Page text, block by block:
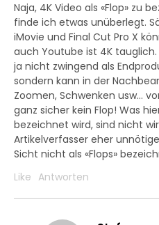
Naja, 4K Video als «Flop» zu
finde ich etwas unüberlegt.
iMovie und Final Cut Pro X
auch Youtube ist 4K
ja nicht zwingend als
sondern kann in der
Zoomen, Schwenken usw…
ganz sicher kein Flop! Was
bezeichnet wird, sind nicht
Artikelverfasser eher
Sicht nicht als «Flops»
Like Antworten